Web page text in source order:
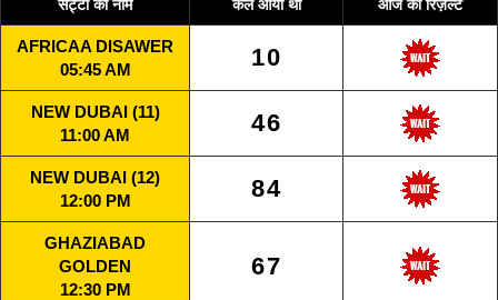
सट्टा का नाम कल आया था आज का रिज़ल्ट
AFRICAA DISAWER
05:45 AM
10
NEW DUBAI (11)
11:00 AM
46
NEW DUBAI (12)
12:00 PM
84
GHAZIABAD
GOLDEN
12:30 PM
67